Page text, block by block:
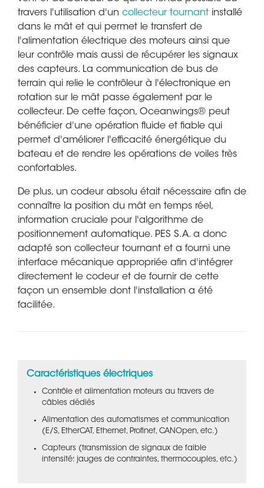
travers l'utilisation d'un collecteur tournant installé
dans le mât et qui permet le transfert de
l'alimentation électrique des moteurs ainsi que
leur contrôle mais aussi de récupérer les signaux
des capteurs. La communication de bus de
terrain qui relie le contrôleur à l'électronique en
rotation sur le mât passe également par le
collecteur. De cette façon, Oceanwings® peut
bénéficier d'une opération fluide et fiable qui
permet d'améliorer l'efficacité énergétique du
bateau et de rendre les opérations de voiles très
confortables.
De plus, un codeur absolu était nécessaire afin de
connaître la position du mât en temps réel,
information cruciale pour l'algorithme de
positionnement automatique. PES S.A. a donc
adapté son collecteur tournant et a fourni une
interface mécanique appropriée afin d'intégrer
directement le codeur et de fournir de cette
façon un ensemble dont l'installation a été
facilitée.
Caractéristiques électriques
Contrôle et alimentation moteurs au travers de
câbles dédiés
Alimentation des automatismes et communication
(E/S, EtherCAT, Ethernet, Profinet, CANOpen, etc.)
Capteurs (transmission de signaux de faible
intensité: jauges de contraintes, thermocouples, etc.)